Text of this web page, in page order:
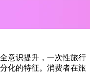
识提升，一次性旅行
化的特征。消费者在旅